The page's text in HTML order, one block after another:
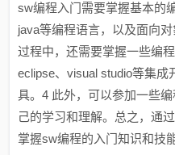
sw编程入门需要掌握基本的
java等编程语言，以及面向
过程中，还需要掌握一些编
eclipse、visual studio等集成
具。4 此外，可以参加一些
己的学习和理解。总之，通
掌握sw编程的入门知识和技能